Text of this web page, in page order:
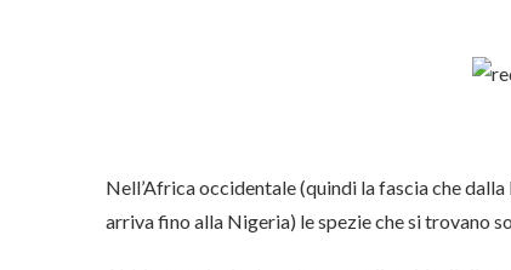
Nell’Africa occidentale (quindi la fascia che
arriva fino alla Nigeria) le spezie che si trovano